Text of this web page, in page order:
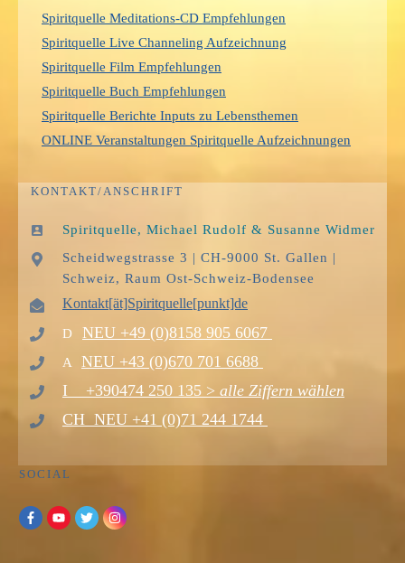
Spiritquelle Meditations-CD Empfehlungen
Spiritquelle Live Channeling Aufzeichnung
Spiritquelle Film Empfehlungen
Spiritquelle Buch Empfehlungen
Spiritquelle Berichte Inputs zu Lebensthemen
ONLINE Veranstaltungen Spiritquelle Aufzeichnungen
KONTAKT/ANSCHRIFT
Spiritquelle, Michael Rudolf & Susanne Widmer
Scheidwegstrasse 3 | CH-9000 St. Gallen |
Schweiz, Raum Ost-Schweiz-Bodensee
Kontakt[ät]Spiritquelle[punkt]de
D NEU +49 (0)8158 905 6067
A NEU +43 (0)670 701 6688
I +390474 250 135 > alle Ziffern wählen
CH NEU +41 (0)71 244 1744
SOCIAL